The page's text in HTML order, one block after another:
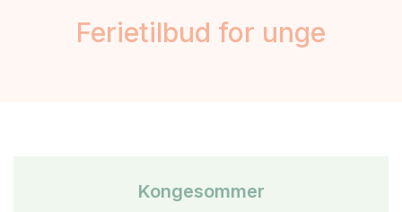
Ferietilbud for unge
Kongesommer